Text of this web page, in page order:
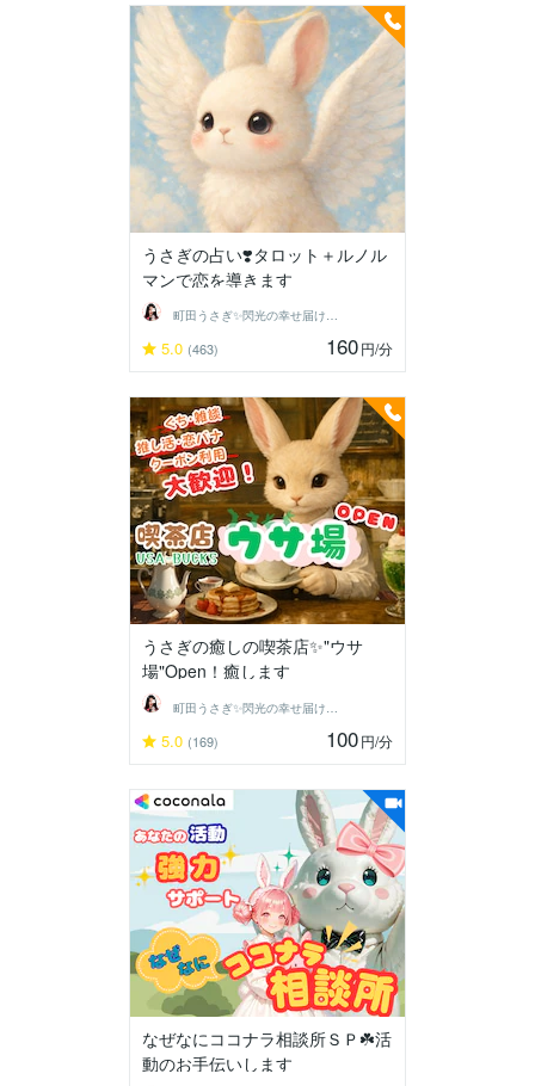
うさぎの占い❣️タロット＋ルノル
マンで恋を導きます
町田うさぎ✨閃光の幸せ届け人♡怪談師⛩️
5.0 (463) 160円/分
うさぎの癒しの喫茶店✨"ウサ
場"Open！癒します
5.0 (169) 100円/分
なぜなにココナラ相談所ＳＰ☘️活
動のお手伝いします